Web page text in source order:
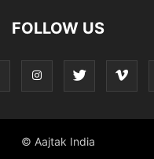
FOLLOW US
© Aajtak India